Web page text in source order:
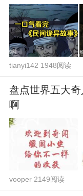
tianyi142 1948阅读
盘点世界五大
啊
vooper 2149阅读